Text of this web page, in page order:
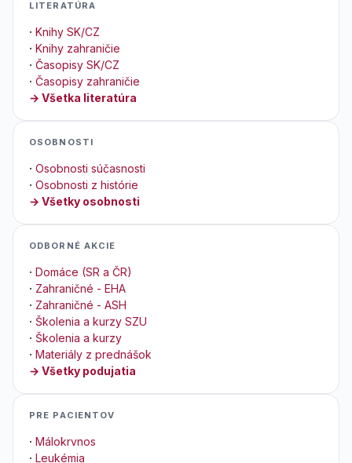
LITERATÚRA
· Knihy SK/CZ
· Knihy zahraničie
· Časopisy SK/CZ
· Časopisy zahraničie
→ Všetka literatúra
OSOBNOSTI
· Osobnosti súčasnosti
· Osobnosti z histórie
→ Všetky osobnosti
ODBORNÉ AKCIE
· Domáce (SR a ČR)
· Zahraničné - EHA
· Zahraničné - ASH
· Školenia a kurzy SZU
· Školenia a kurzy
· Materiály z prednášok
→ Všetky podujatia
PRE PACIENTOV
· Málokrvnos
· Leukémia